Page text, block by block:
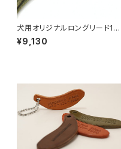
犬用オリジナルロングリード15
m（中型犬・大型犬・超大型犬向
け）【受注製作】LOVE&PEACE
¥9,130